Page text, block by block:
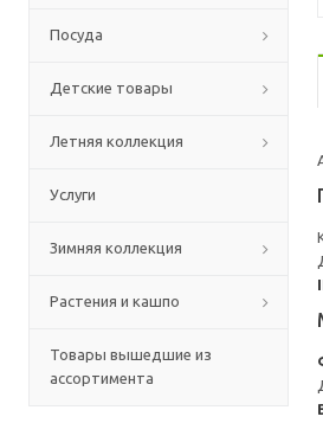
Посуда
Детские товары
Летняя коллекция
Услуги
Зимняя коллекция
Растения и кашпо
Товары вышедшие из
ассортимента